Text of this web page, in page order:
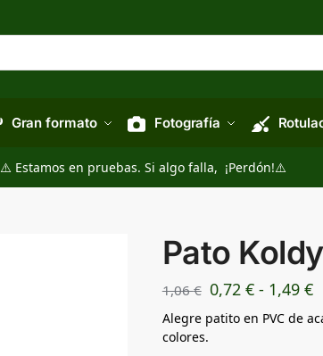
Gran formato Fotografía
⚠️ Estamos en pruebas. Si algo falla, ¡Perdón!⚠️
Pato Koldy
1,06€ 0,72 € - 1,49 €
Alegre patito en PVC de
colores.